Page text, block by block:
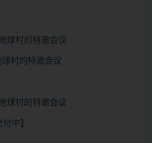
球村的特邀会议
村的特邀会议
球村的特邀会议
中】